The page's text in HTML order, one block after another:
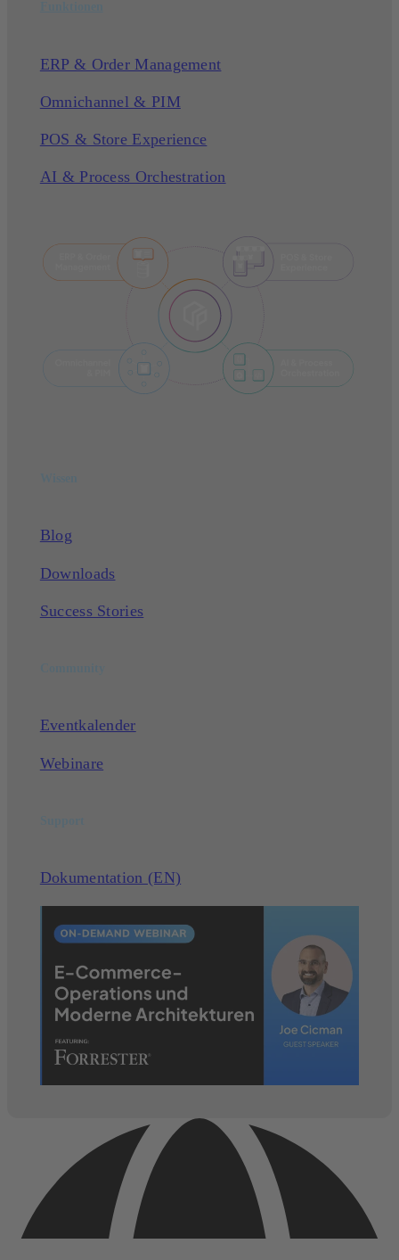
ERP & Order Management
Omnichannel & PIM
POS & Store Experience
AI & Process Orchestration
Blog
Downloads
Success Stories
Eventkalender
Webinare
Dokumentation (EN)